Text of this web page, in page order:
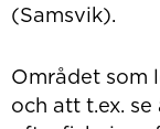
(Samsvik).
Området som
och att t.ex.